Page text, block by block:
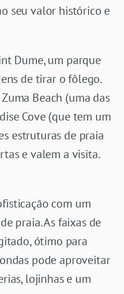
seu valor histórico e
Dume, um parque
de tirar o fôlego.
Beach (uma das
Cove (que tem um
estruturas de praia
e valem a visita.
com um
praia. As faixas de
ótimo para
pode aproveitar
lojinhas e um